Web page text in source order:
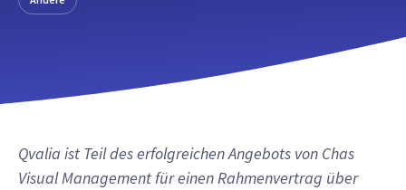
Qvalia ist Teil des erfolgreichen Angebots von Chas
Visual Management für einen Rahmenvertrag über